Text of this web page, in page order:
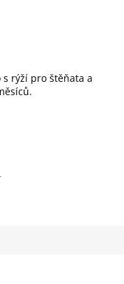
rýží pro štěňata a